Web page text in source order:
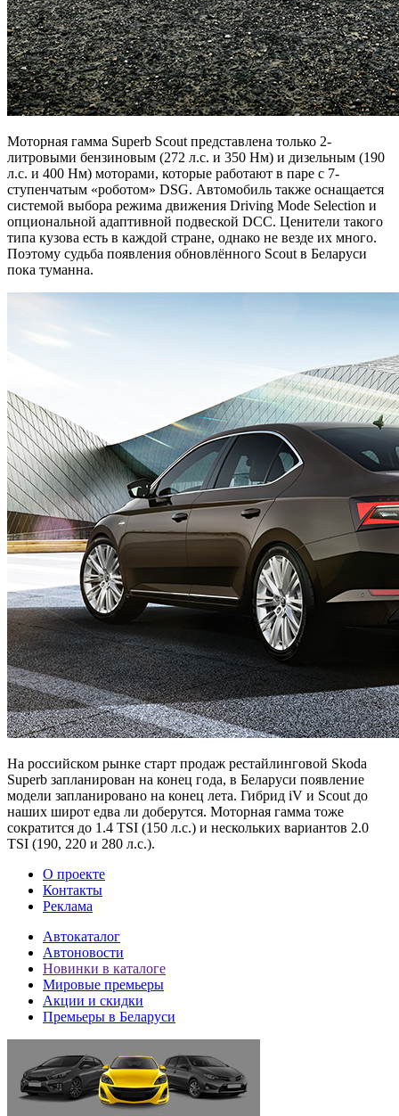
Моторная гамма Superb Scout представлена только 2-
литровыми бензиновым (272 л.с. и 350 Нм) и дизельным (190
л.с. и 400 Нм) моторами, которые работают в паре с 7-
ступенчатым «роботом» DSG. Автомобиль также оснащается
системой выбора режима движения Driving Mode Selection и
опциональной адаптивной подвеской DCC. Ценители такого
типа кузова есть в каждой стране, однако не везде их много.
Поэтому судьба появления обновлённого Scout в Беларуси
пока туманна.
На российском рынке старт продаж рестайлинговой Skoda
Superb запланирован на конец года, в Беларуси появление
модели запланировано на конец лета. Гибрид iV и Scout до
наших широт едва ли доберутся. Моторная гамма тоже
сократится до 1.4 TSI (150 л.с.) и нескольких вариантов 2.0
TSI (190, 220 и 280 л.с.).
О проекте
Контакты
Реклама
Автокаталог
Автоновости
Новинки в каталоге
Мировые премьеры
Акции и скидки
Премьеры в Беларуси